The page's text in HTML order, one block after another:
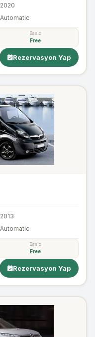
2020
Automatic
Basic
Free
Rezervasyon Yap
2013
Automatic
Basic
Free
Rezervasyon Yap